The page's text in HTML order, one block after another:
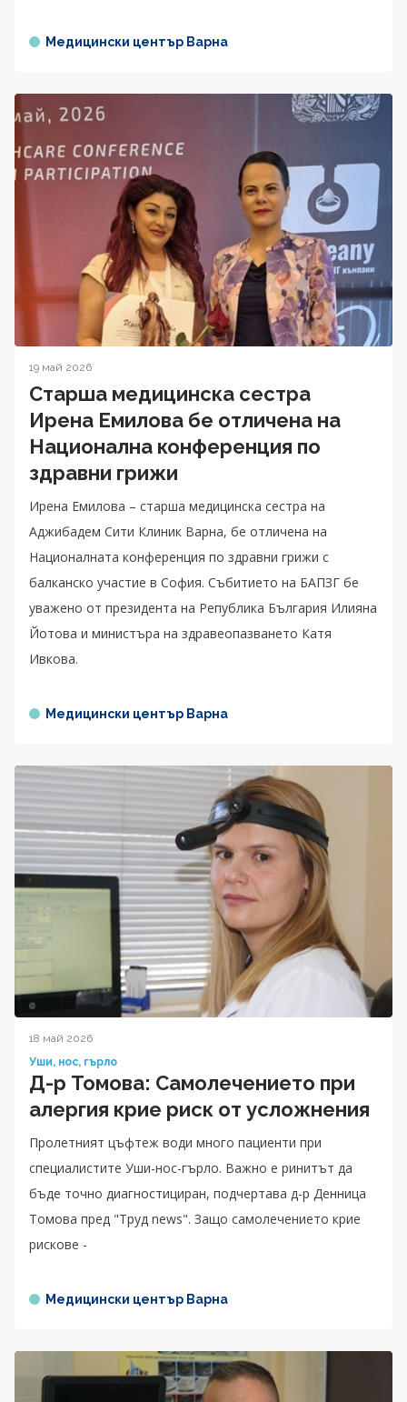
Медицински център Варна
19 май 2026
Старша медицинска сестра
Ирена Емилова бе отличена на
Национална конференция по
здравни грижи
Ирена Емилова – старша медицинска сестра на
Аджибадем Сити Клиник Варна, бе отличена на
Националната конференция по здравни грижи с
балканско участие в София. Събитието на БАПЗГ бе
уважено от президента на Република България Илияна
Йотова и министъра на здравеопазването Катя
Ивкова.
Медицински център Варна
18 май 2026
Уши, нос, гърло
Д-р Томова: Самолечението при
алергия крие риск от усложнения
Пролетният цъфтеж води много пациенти при
специалистите Уши-нос-гърло. Важно е ринитът да
бъде точно диагностициран, подчертава д-р Денница
Томова пред "Труд news". Защо самолечението крие
рискове -
Медицински център Варна